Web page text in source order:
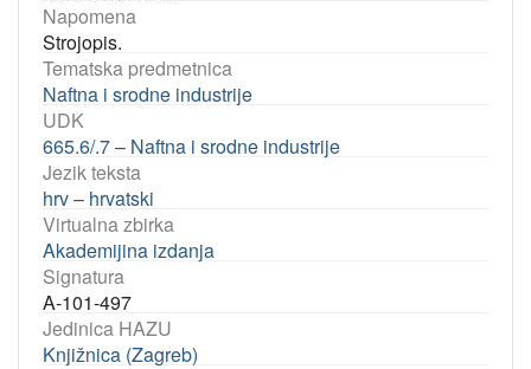
Napomena
Strojopis.
Tematska predmetnica
Naftna i srodne industrije
UDK
665.6/.7 – Naftna i srodne industrije
Jezik teksta
hrv – hrvatski
Virtualna zbirka
Akademijina izdanja
Signatura
A-101-497
Jedinica HAZU
Knjižnica (Zagreb)